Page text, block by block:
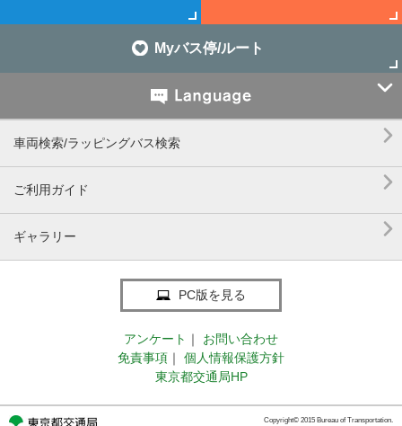
Myバス停/ルート

車両検索/ラッピングバス検索 
ご利用ガイド 
ギャラリー 
PC版を見る
アンケート ｜
お問い合わせ
免責事項 ｜
個人情報保護方針
東京都交通局HP
Copyright© 2015 Bureau of Transportation.